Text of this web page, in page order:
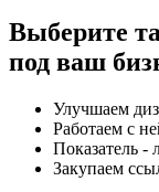
Выберите
под ваш
Улучшаем
Работаем с
Показатель -
Закупаем